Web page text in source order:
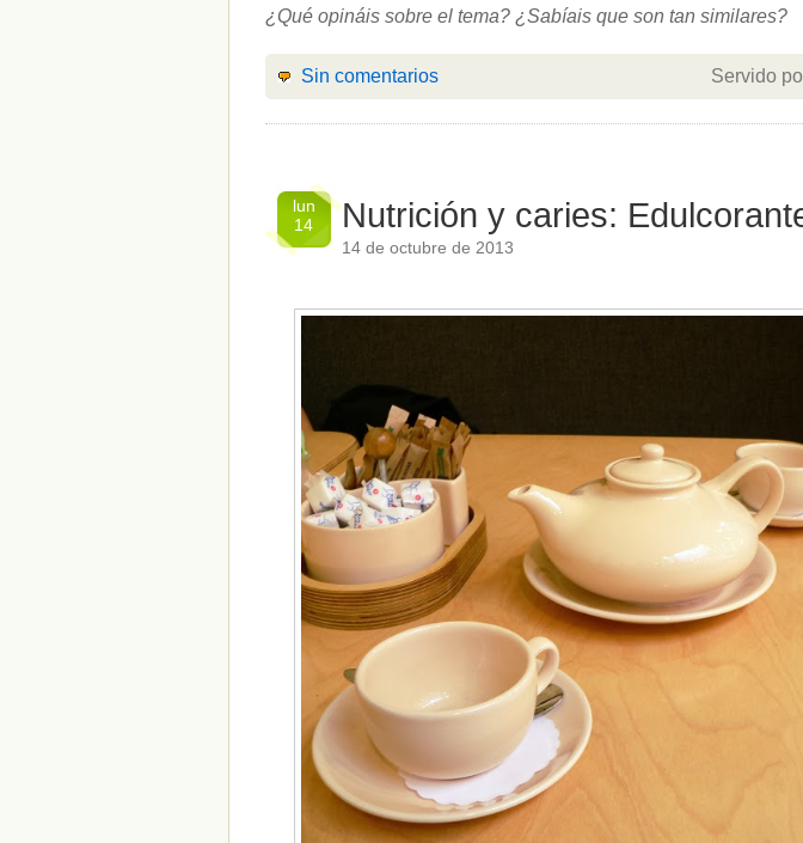
¿Qué opináis sobre el tema? ¿Sabíais que son tan similares?
Servido
Sin comentarios
lun
14
Nutrición y caries:
14 de octubre de 2013